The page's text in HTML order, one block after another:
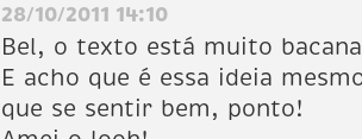
28/10/2011 14:10
Bel, o texto está muito
E acho que é essa ideia
que se sentir bem, ponto!